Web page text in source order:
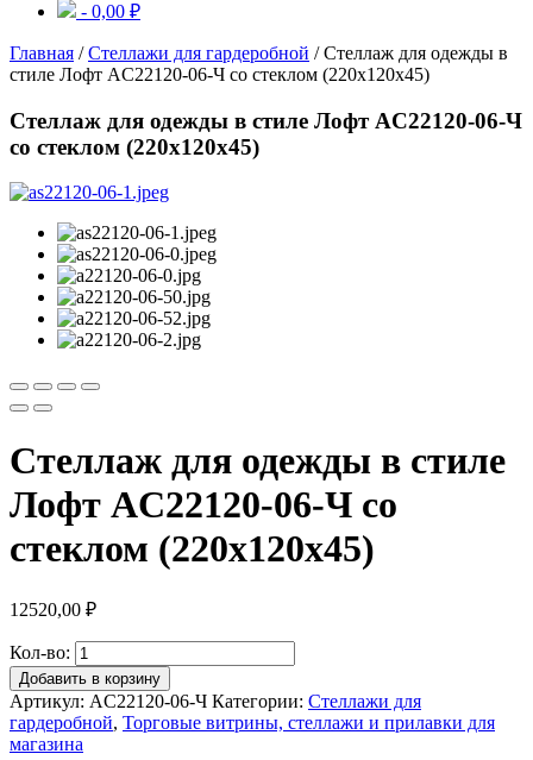
- 0,00 ₽
Главная /Стеллажи для гардеробной / Стеллаж для одежды в
стиле Лофт AС22120-06-Ч со стеклом (220х120х45)
Стеллаж для одежды в стиле Лофт AС22120-06-Ч
со стеклом (220х120х45)
Стеллаж для одежды в стиле
Лофт AС22120-06-Ч со
стеклом (220х120х45)
12520,00 ₽
Кол-во:
Добавить в корзину
Артикул: AС22120-06-Ч Категории: Стеллажи для
гардеробной, Торговые витрины, стеллажи и прилавки для
магазина